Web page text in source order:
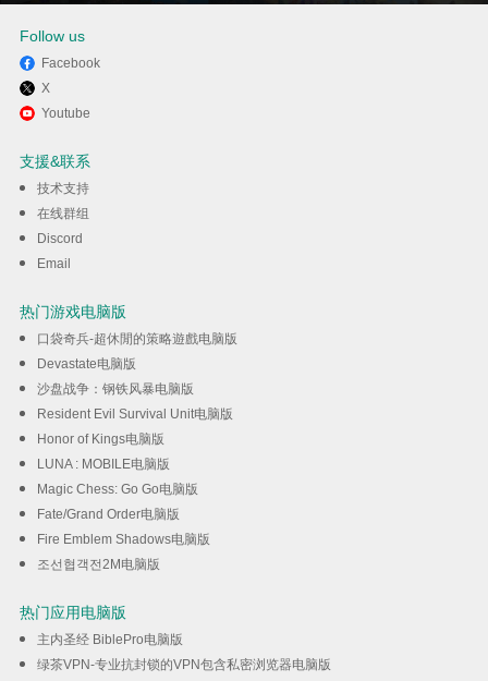
Follow us
Facebook
X
Youtube
支援&联系
技术支持
在线群组
Discord
Email
热门游戏电脑版
口袋奇兵-超休閒的策略遊戲电脑版
Devastate电脑版
沙盘战争：钢铁风暴电脑版
Resident Evil Survival Unit电脑版
Honor of Kings电脑版
LUNA : MOBILE电脑版
Magic Chess: Go Go电脑版
Fate/Grand Order电脑版
Fire Emblem Shadows电脑版
조선협객전2M电脑版
热门应用电脑版
主内圣经 BiblePro电脑版
绿茶VPN-专业抗封锁的VPN包含私密浏览器电脑版